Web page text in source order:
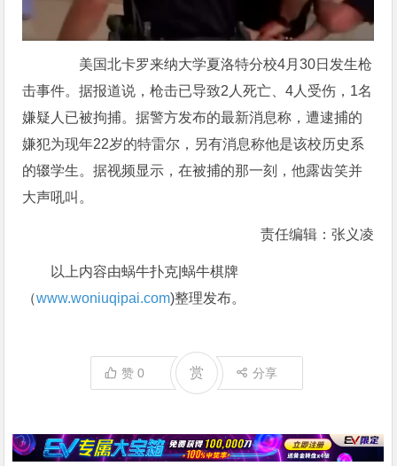
美国北卡罗来纳大学夏洛特分校4月30日发生枪
击事件。据报道说，枪击已导致2人死亡、4人受伤，1名
嫌疑人已被拘捕。据警方发布的最新消息称，遭逮捕的
嫌犯为现年22岁的特雷尔，另有消息称他是该校历史系
的辍学生。据视频显示，在被捕的那一刻，他露齿笑并
大声吼叫。
责任编辑：张义凌
以上内容由蜗牛扑克|蜗牛棋牌
（www.woniuqipai.com)整理发布。
赞0 赏 分享